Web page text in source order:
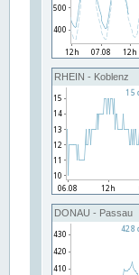
RHEIN - Koblenz
DONAU - Passau